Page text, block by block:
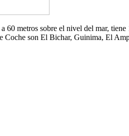
60 metros sobre el nivel del mar,
Coche son El Bichar, Guinima, El